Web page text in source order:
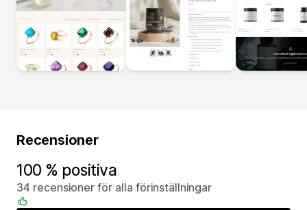
Recensioner
100 % positiva
34 recensioner för alla förinställningar